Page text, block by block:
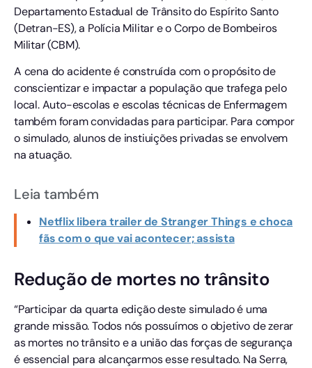
Departamento Estadual de Trânsito do Espírito Santo
(Detran-ES), a Polícia Militar e o Corpo de Bombeiros
Militar (CBM).
A cena do acidente é construída com o propósito de
conscientizar e impactar a população que trafega pelo
local. Auto-escolas e escolas técnicas de Enfermagem
também foram convidadas para participar. Para compor
o simulado, alunos de instiuições privadas se envolvem
na atuação.
Leia também
Netflix libera trailer de Stranger Things e choca
fãs com o que vai acontecer; assista
Redução de mortes no trânsito
“Participar da quarta edição deste simulado é uma
grande missão. Todos nós possuímos o objetivo de zerar
as mortes no trânsito e a união das forças de segurança
é essencial para alcançarmos esse resultado. Na Serra,